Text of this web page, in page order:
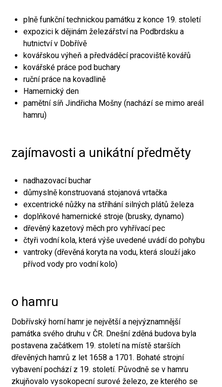
plně funkční technickou památku z konce 19. století
expozici k dějinám železářství na Podbrdsku a
hutnictví v Dobřívě
kovářskou výheň a předváděcí pracoviště kovářů
kovářské práce pod buchary
ruční práce na kovadlině
Hamernický den
pamětní síň Jindřicha Mošny (nachází se mimo areál
hamru)
zajímavosti a unikátní předměty
nadhazovací buchar
důmyslně konstruovaná stojanová vrtačka
excentrické nůžky na stříhání silných plátů železa
doplňkové hamernické stroje (brusky, dynamo)
dřevěný kazetový měch pro vyhřívací pec
čtyři vodní kola, která výše uvedené uvádí do pohybu
vantroky (dřevěná koryta na vodu, která slouží jako
přívod vody pro vodní kolo)
o hamru
Dobřívský horní hamr je největší a nejvýznamnější
památka svého druhu v ČR. Dnešní zděná budova byla
postavena začátkem 19. století na místě starších
dřevěných hamrů z let 1658 a 1701. Bohaté strojní
vybavení pochází z 19. století. Původně se v hamru
zkujňovalo vysokopecní surové železo, ze kterého se